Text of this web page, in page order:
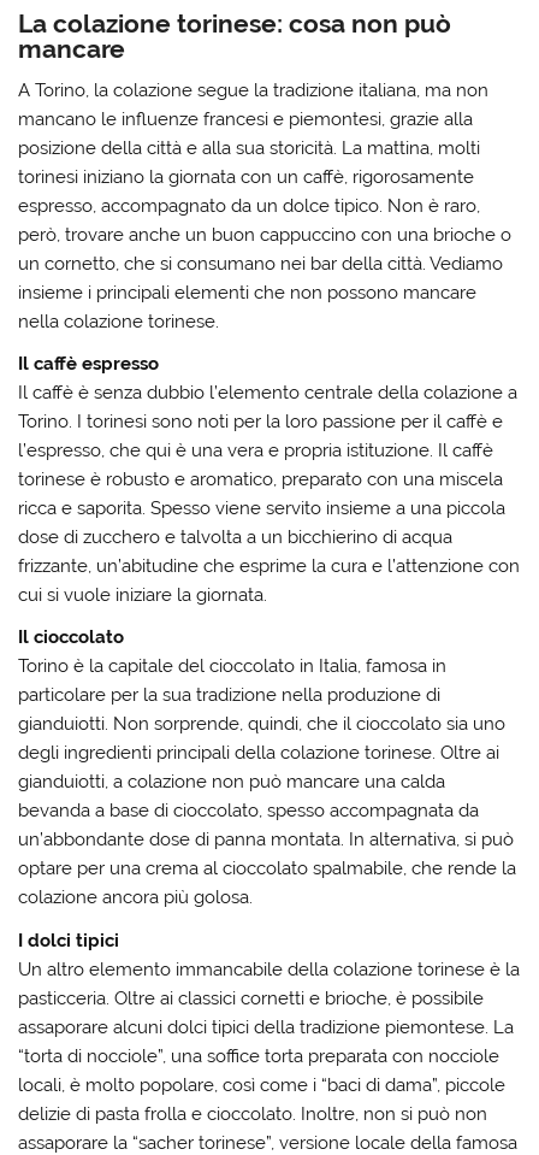
La colazione torinese: cosa non può
mancare
A Torino, la colazione segue la tradizione italiana, ma non
mancano le influenze francesi e piemontesi, grazie alla
posizione della città e alla sua storicità. La mattina, molti
torinesi iniziano la giornata con un caffè, rigorosamente
espresso, accompagnato da un dolce tipico. Non è raro,
però, trovare anche un buon cappuccino con una brioche o
un cornetto, che si consumano nei bar della città. Vediamo
insieme i principali elementi che non possono mancare
nella colazione torinese.
Il caffè espresso
Il caffè è senza dubbio l’elemento centrale della colazione a
Torino. I torinesi sono noti per la loro passione per il caffè e
l’espresso, che qui è una vera e propria istituzione. Il caffè
torinese è robusto e aromatico, preparato con una miscela
ricca e saporita. Spesso viene servito insieme a una piccola
dose di zucchero e talvolta a un bicchierino di acqua
frizzante, un’abitudine che esprime la cura e l’attenzione con
cui si vuole iniziare la giornata.
Il cioccolato
Torino è la capitale del cioccolato in Italia, famosa in
particolare per la sua tradizione nella produzione di
gianduiotti. Non sorprende, quindi, che il cioccolato sia uno
degli ingredienti principali della colazione torinese. Oltre ai
gianduiotti, a colazione non può mancare una calda
bevanda a base di cioccolato, spesso accompagnata da
un’abbondante dose di panna montata. In alternativa, si può
optare per una crema al cioccolato spalmabile, che rende la
colazione ancora più golosa.
I dolci tipici
Un altro elemento immancabile della colazione torinese è la
pasticceria. Oltre ai classici cornetti e brioche, è possibile
assaporare alcuni dolci tipici della tradizione piemontese. La
“torta di nocciole”, una soffice torta preparata con nocciole
locali, è molto popolare, così come i “baci di dama”, piccole
delizie di pasta frolla e cioccolato. Inoltre, non si può non
assaporare la “sacher torinese”, versione locale della famosa